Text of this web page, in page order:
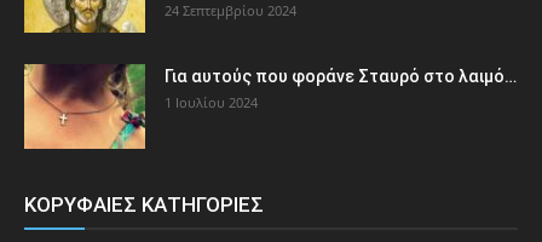
24 Σεπτεμβρίου 2024
Για αυτούς που φοράνε Σταυρό στο λαιμό…
1 Ιουλίου 2024
ΚΟΡΥΦΑΙΕΣ ΚΑΤΗΓΟΡΙΕΣ